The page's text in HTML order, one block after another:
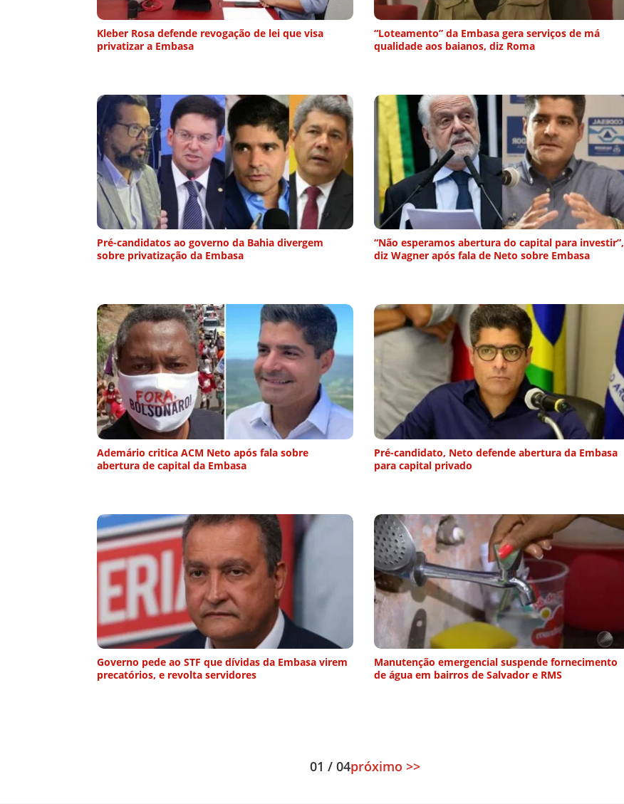
Kleber Rosa defende revogação de lei que visa
privatizar a Embasa
“Loteamento” da Embasa gera serviços de má
qualidade aos baianos, diz Roma
Pré-candidatos ao governo da Bahia divergem
sobre privatização da Embasa
“Não esperamos abertura do capital para investir”,
diz Wagner após fala de Neto sobre Embasa
Ademário critica ACM Neto após fala sobre
abertura de capital da Embasa
Pré-candidato, Neto defende abertura da Embasa
para capital privado
Governo pede ao STF que dívidas da Embasa virem
precatórios, e revolta servidores
Manutenção emergencial suspende fornecimento
de água em bairros de Salvador e RMS
01 / 04próximo >>